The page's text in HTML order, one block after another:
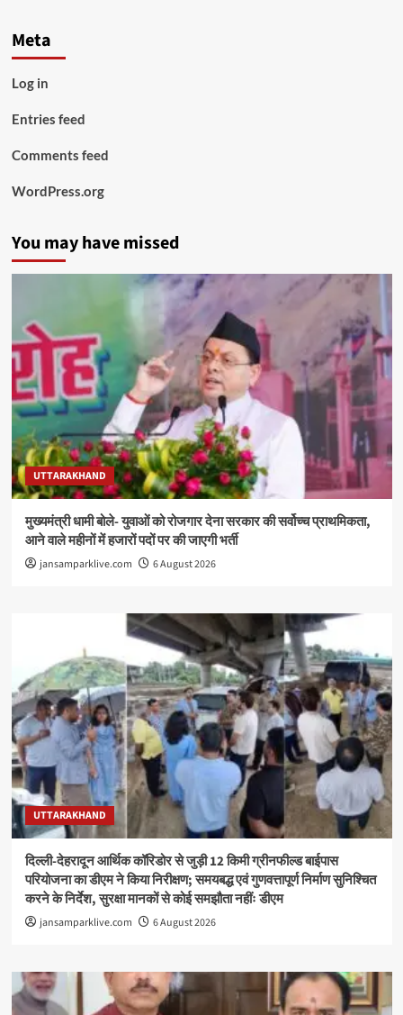
Meta
Log in
Entries feed
Comments feed
WordPress.org
You may have missed
UTTARAKHAND
मुख्यमंत्री धामी बोले- युवाओं को रोजगार देना सरकार की सर्वोच्च प्राथमिकता,
आने वाले महीनों में हजारों पदों पर की जाएगी भर्ती
jansamparklive.com 6 August 2026
UTTARAKHAND
दिल्ली-देहरादून आर्थिक कॉरिडोर से जुड़ी 12 किमी ग्रीनफील्ड बाईपास
परियोजना का डीएम ने किया निरीक्षण; समयबद्ध एवं गुणवत्तापूर्ण निर्माण सुनिश्चित
करने के निर्देश, सुरक्षा मानकों से कोई समझौता नहींः डीएम
jansamparklive.com 6 August 2026